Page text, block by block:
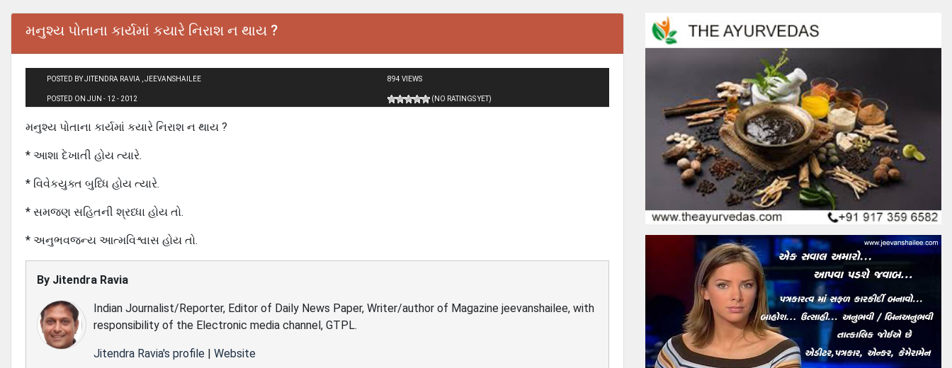
મનુશ્ય પોતાના કાર્યમાં કયારે નિરાશ ન થાય ?
POSTED BY JITENDRA RAVIA , JEEVANSHAILEE
POSTED ON JUN - 12 - 2012
894 VIEWS
(NO RATINGS YET)
મનુશ્ય પોતાના કાર્યમાં કયારે નિરાશ ન થાય ?
* આશા દેખાતી હોય ત્યારે.
* વિવેકયુક્ત બુધ્ધિ હોય ત્યારે.
* સમજણ સહિતની શ્રધ્ધા હોય તો.
* અનુભવજન્ય આત્મવિશ્વાસ હોય તો.
By Jitendra Ravia
Indian Journalist/Reporter, Editor of Daily News Paper, Writer/author of Magazine jeevanshailee, with
responsibility of the Electronic media channel, GTPL.
Jitendra Ravia's profile | Website